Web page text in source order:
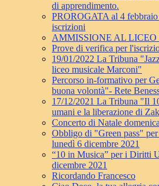
di apprendimento.
PROROGATA al 4 febbraio
iscrizioni
AMMISSIONE AL
Prove di verifica per
19/01/2022 La Tribuna
liceo musicale Marconi"
Percorso in-formativo per
buona volontà"- Rete
17/12/2021 La Tribuna "Il
umani e la liberazione di
Concerto di Natale
Obbligo di "Green pass"
lunedì 6 dicembre 2021
“10 in Musica” per i Diritti
dicembre 2021
Ricordando Francesco